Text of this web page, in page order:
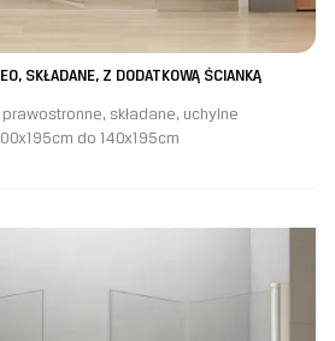
SKŁADANE, Z DODATKOWĄ ŚCIANKĄ
składane, uchylne
do 140x195cm